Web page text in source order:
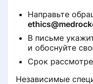
Направьте
В письме
и обоснуйте
Срок
Независимые